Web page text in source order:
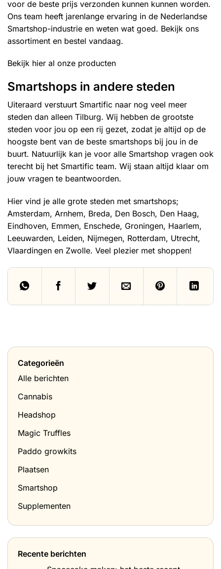
voor de beste prijs verzonden kunnen kunnen worden.
Ons team heeft jarenlange ervaring in de Nederlandse
Smartshop-industrie en weten wat goed. Bekijk ons
assortiment en bestel vandaag.
Bekijk hier al onze producten
Smartshops in andere steden
Uiteraard verstuurt Smartific naar nog veel meer
steden dan alleen Tilburg. Wij hebben de grootste
steden voor jou op een rij gezet, zodat je altijd op de
hoogste bent van de beste smartshops bij jou in de
buurt. Natuurlijk kan je voor alle Smartshop vragen ook
terecht bij het Smartific team. Wij staan altijd klaar om
jouw vragen te beantwoorden.
Hier vind je alle grote steden met smartshops;
Amsterdam, Arnhem, Breda, Den Bosch, Den Haag,
Eindhoven, Emmen, Enschede, Groningen, Haarlem,
Leeuwarden, Leiden, Nijmegen, Rotterdam, Utrecht,
Vlaardingen en Zwolle. Veel plezier met shoppen!
Categorieën
Alle berichten
Cannabis
Headshop
Magic Truffles
Paddo growkits
Plaatsen
Smartshop
Supplementen
Recente berichten